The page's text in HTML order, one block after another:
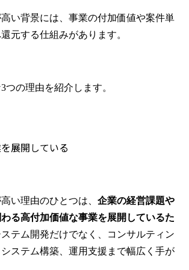
い背景には、事業の付加価値や案件単
元する仕組みがあります。
つの理由を紹介します。
展開している
い理由のひとつは、 企業の経営課題や
る高付加価値な事業を展開しているた
テム開発だけでなく、コンサルティン
ステム構築、運用支援まで幅広く手が